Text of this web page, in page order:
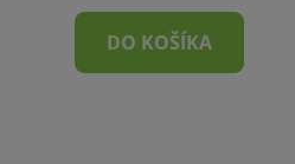
DO KOŠÍKA